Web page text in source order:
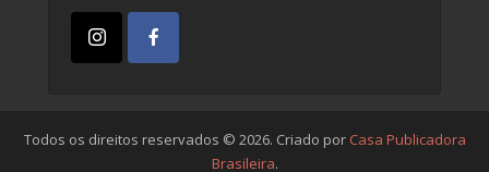
Todos os direitos reservados © 2026. Criado por Casa Publicadora
Brasileira.